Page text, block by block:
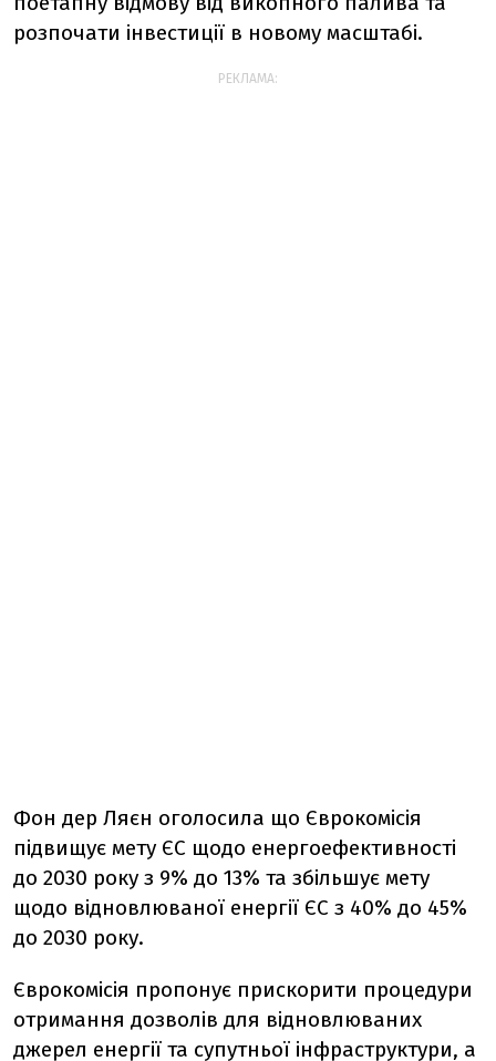
розпочати інвестиції в новому масштабі.
РЕКЛАМА:
Фон дер Ляєн оголосила що Єврокомісія
підвищує мету ЄС щодо енергоефективності
до 2030 року з 9% до 13% та збільшує мету
щодо відновлюваної енергії ЄС з 40% до 45%
до 2030 року.
Єврокомісія пропонує прискорити процедури
отримання дозволів для відновлюваних
джерел енергії та супутньої інфраструктури, а